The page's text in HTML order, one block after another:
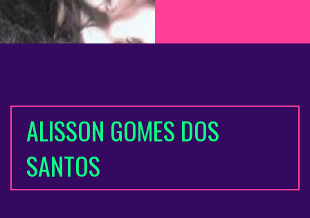
ALISSON GOMES DOS
SANTOS